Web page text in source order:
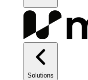
Solutions